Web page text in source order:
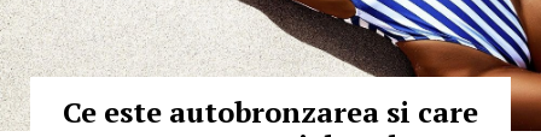
Ce este autobronzarea si care